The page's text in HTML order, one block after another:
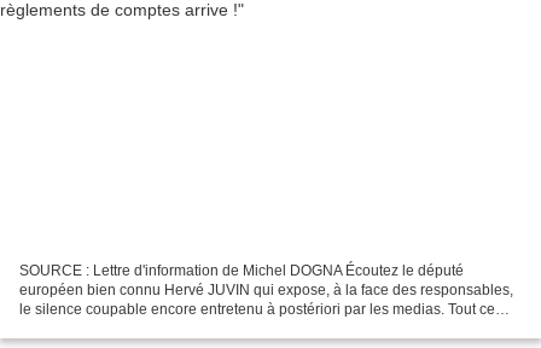
SOURCE : Lettre d'information de Michel DOGNA Écoutez le député
européen bien connu Hervé JUVIN qui expose, à la face des responsables,
le silence coupable encore entretenu à postériori par les medias. Tout ce